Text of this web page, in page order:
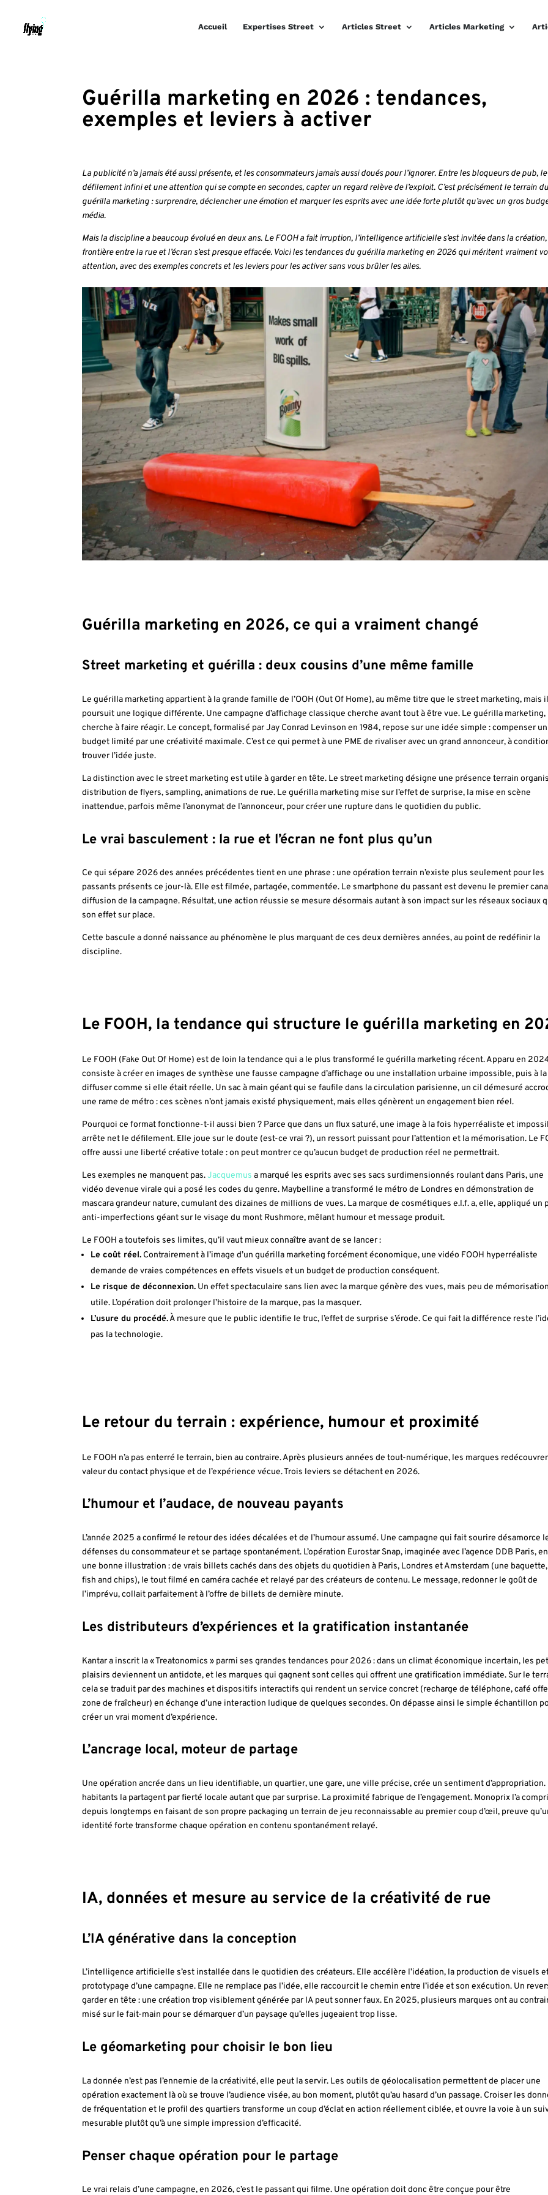
Accueil Expertises Street Articles Street Articles Marketing
Guérilla marketing en 2026 : tendances,
exemples et leviers à activer
La publicité n’a jamais été aussi présente, et les consommateurs jamais aussi doués pour l’ignorer. Entre les bloqueurs de pub, le
défilement infini et une attention qui se compte en secondes, capter un regard relève de l’exploit. C’est précisément le terrain du
guérilla marketing : surprendre, déclencher une émotion et marquer les esprits avec une idée forte plutôt qu’avec un gros
média.
Mais la discipline a beaucoup évolué en deux ans. Le FOOH a fait irruption, l’intelligence artificielle s’est invitée dans la
frontière entre la rue et l’écran s’est presque effacée. Voici les tendances du guérilla marketing en 2026 qui méritent vraiment
attention, avec des exemples concrets et les leviers pour les activer sans vous brûler les ailes.
Guérilla marketing en 2026, ce qui a vraiment changé
Street marketing et guérilla : deux cousins d’une même famille
Le guérilla marketing appartient à la grande famille de l’OOH (Out Of Home), au même titre que le street marketing, mais il
poursuit une logique différente. Une campagne d’affichage classique cherche avant tout à être vue. Le guérilla marketing,
cherche à faire réagir. Le concept, formalisé par Jay Conrad Levinson en 1984, repose sur une idée simple : compenser un
budget limité par une créativité maximale. C’est ce qui permet à une PME de rivaliser avec un grand annonceur, à
trouver l’idée juste.
La distinction avec le street marketing est utile à garder en tête. Le street marketing désigne une présence terrain
distribution de flyers, sampling, animations de rue. Le guérilla marketing mise sur l’effet de surprise, la mise en scène
inattendue, parfois même l’anonymat de l’annonceur, pour créer une rupture dans le quotidien du public.
Le vrai basculement : la rue et l’écran ne font plus qu’un
Ce qui sépare 2026 des années précédentes tient en une phrase : une opération terrain n’existe plus seulement pour les
passants présents ce jour-là. Elle est filmée, partagée, commentée. Le smartphone du passant est devenu le premier
diffusion de la campagne. Résultat, une action réussie se mesure désormais autant à son impact sur les réseaux sociaux
son effet sur place.
Cette bascule a donné naissance au phénomène le plus marquant de ces deux dernières années, au point de redéfinir la
discipline.
Le FOOH, la tendance qui structure le guérilla marketing en
Le FOOH (Fake Out Of Home) est de loin la tendance qui a le plus transformé le guérilla marketing récent. Apparu en
consiste à créer en images de synthèse une fausse campagne d’affichage ou une installation urbaine impossible, puis à la
diffuser comme si elle était réelle. Un sac à main géant qui se faufile dans la circulation parisienne, un cil démesuré
une rame de métro : ces scènes n’ont jamais existé physiquement, mais elles génèrent un engagement bien réel.
Pourquoi ce format fonctionne-t-il aussi bien ? Parce que dans un flux saturé, une image à la fois hyperréaliste et
arrête net le défilement. Elle joue sur le doute (est-ce vrai ?), un ressort puissant pour l’attention et la mémorisation. Le
offre aussi une liberté créative totale : on peut montrer ce qu’aucun budget de production réel ne permettrait.
Les exemples ne manquent pas. Jacquemus a marqué les esprits avec ses sacs surdimensionnés roulant dans Paris, une
vidéo devenue virale qui a posé les codes du genre. Maybelline a transformé le métro de Londres en démonstration de
mascara grandeur nature, cumulant des dizaines de millions de vues. La marque de cosmétiques e.l.f. a, elle, appliqué un
anti-imperfections géant sur le visage du mont Rushmore, mêlant humour et message produit.
Le FOOH a toutefois ses limites, qu’il vaut mieux connaître avant de se lancer :
Le coût réel. Contrairement à l’image d’un guérilla marketing forcément économique, une vidéo FOOH hyperréaliste
demande de vraies compétences en effets visuels et un budget de production conséquent.
Le risque de déconnexion. Un effet spectaculaire sans lien avec la marque génère des vues, mais peu de mémorisation
utile. L’opération doit prolonger l’histoire de la marque, pas la masquer.
L’usure du procédé.À mesure que le public identifie le truc, l’effet de surprise s’érode. Ce qui fait la différence reste
pas la technologie.
Le retour du terrain : expérience, humour et proximité
Le FOOH n’a pas enterré le terrain, bien au contraire. Après plusieurs années de tout-numérique, les marques
valeur du contact physique et de l’expérience vécue. Trois leviers se détachent en 2026.
L’humour et l’audace, de nouveau payants
L’année 2025 a confirmé le retour des idées décalées et de l’humour assumé. Une campagne qui fait sourire désamorce
défenses du consommateur et se partage spontanément. L’opération Eurostar Snap, imaginée avec l’agence DDB Paris,
une bonne illustration : de vrais billets cachés dans des objets du quotidien à Paris, Londres et Amsterdam (une
fish and chips), le tout filmé en caméra cachée et relayé par des créateurs de contenu. Le message, redonner le goût de
l’imprévu, collait parfaitement à l’offre de billets de dernière minute.
Les distributeurs d’expériences et la gratification instantanée
Kantar a inscrit la « Treatonomics » parmi ses grandes tendances pour 2026 : dans un climat économique incertain, les
plaisirs deviennent un antidote, et les marques qui gagnent sont celles qui offrent une gratification immédiate. Sur le
cela se traduit par des machines et dispositifs interactifs qui rendent un service concret (recharge de téléphone, café
zone de fraîcheur) en échange d’une interaction ludique de quelques secondes. On dépasse ainsi le simple échantillon
créer un vrai moment d’expérience.
L’ancrage local, moteur de partage
Une opération ancrée dans un lieu identifiable, un quartier, une gare, une ville précise, crée un sentiment d’appropriation.
habitants la partagent par fierté locale autant que par surprise. La proximité fabrique de l’engagement. Monoprix l’a
depuis longtemps en faisant de son propre packaging un terrain de jeu reconnaissable au premier coup d’œil, preuve
identité forte transforme chaque opération en contenu spontanément relayé.
IA, données et mesure au service de la créativité de rue
L’IA générative dans la conception
L’intelligence artificielle s’est installée dans le quotidien des créateurs. Elle accélère l’idéation, la production de visuels
prototypage d’une campagne. Elle ne remplace pas l’idée, elle raccourcit le chemin entre l’idée et son exécution. Un
garder en tête : une création trop visiblement générée par IA peut sonner faux. En 2025, plusieurs marques ont au
misé sur le fait-main pour se démarquer d’un paysage qu’elles jugeaient trop lisse.
Le géomarketing pour choisir le bon lieu
La donnée n’est pas l’ennemie de la créativité, elle peut la servir. Les outils de géolocalisation permettent de placer une
opération exactement là où se trouve l’audience visée, au bon moment, plutôt qu’au hasard d’un passage. Croiser les
de fréquentation et le profil des quartiers transforme un coup d’éclat en action réellement ciblée, et ouvre la voie à un
mesurable plutôt qu’à une simple impression d’efficacité.
Penser chaque opération pour le partage
Le vrai relais d’une campagne, en 2026, c’est le passant qui filme. Une opération doit donc être conçue pour être